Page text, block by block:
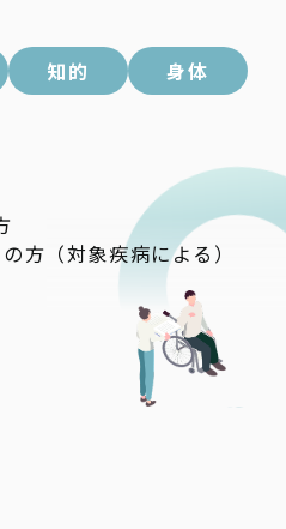
知的
身体
方（対象疾病による）